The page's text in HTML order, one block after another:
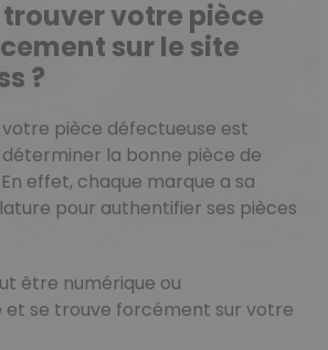
votre pièce
sur le site
?
pièce défectueuse est
la bonne pièce de
effet, chaque marque a sa
pour authentifier ses pièces
être numérique ou
et se trouve forcément sur votre